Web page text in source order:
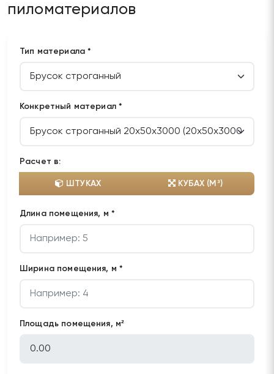
пиломатериалов
Тип материала *
Конкретный материал *
Расчет в:
ШТУКАХ КУБАХ (М³)
Длина помещения, м *
Ширина помещения, м *
Площадь помещения, м²